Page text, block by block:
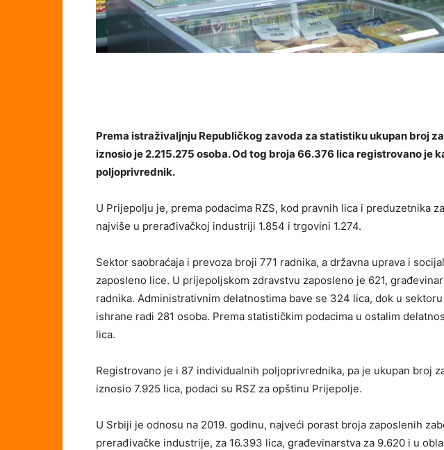
Prema istraživaljnju Republičkog zavoda za statistiku ukupan broj
iznosio je 2.215.275 osoba. Od tog broja 66.376 lica registrovano je
poljoprivrednik.
U Prijepolju je, prema podacima RZS, kod pravnih lica i preduzetnika
najviše u prerađivačkoj industriji 1.854 i trgovini 1.274.
Sektor saobraćaja i prevoza broji 771 radnika, a državna uprava i
zaposleno lice. U prijepoljskom zdravstvu zaposleno je 621,
radnika. Administrativnim delatnostima bave se 324 lica, dok u
ishrane radi 281 osoba. Prema statističkim podacima u ostalim
lica.
Registrovano je i 87 individualnih poljoprivrednika, pa je ukupan broj
iznosio 7.925 lica, podaci su RSZ za opštinu Prijepolje.
U Srbiji je odnosu na 2019. godinu, najveći porast broja zaposlenih
prerađivačke industrije, za 16.393 lica, građevinarstva za 9.620 i u